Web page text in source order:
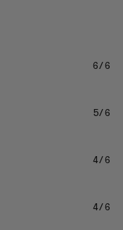
6/6
5/6
4/6
4/6